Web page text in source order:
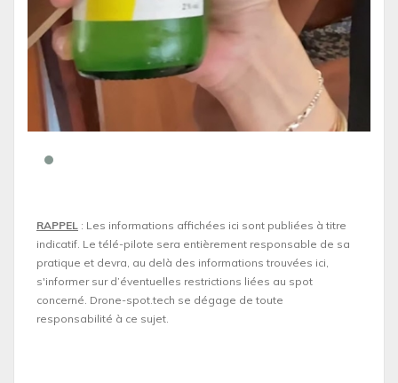
RAPPEL : Les informations affichées ici sont publiées à titre
indicatif. Le télé-pilote sera entièrement responsable de sa
pratique et devra, au delà des informations trouvées ici,
s'informer sur d’éventuelles restrictions liées au spot
concerné. Drone-spot.tech se dégage de toute
responsabilité à ce sujet.